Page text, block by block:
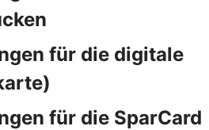
für die digitale
für die SparCard